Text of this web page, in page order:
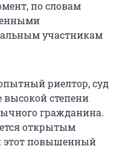
по словам
участникам
риелтор, суд
высокой степени
гражданина.
открытым
этот повышенный